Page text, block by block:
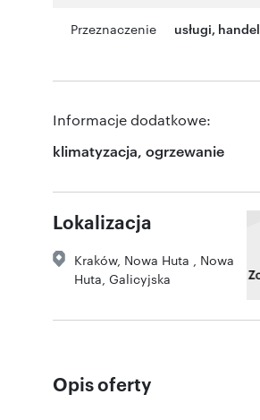
Przeznaczenie usługi, handel
Informacje dodatkowe:
klimatyzacja, ogrzewanie
Lokalizacja
Kraków, Nowa Huta , Nowa
Huta Galicyjska
Opis oferty